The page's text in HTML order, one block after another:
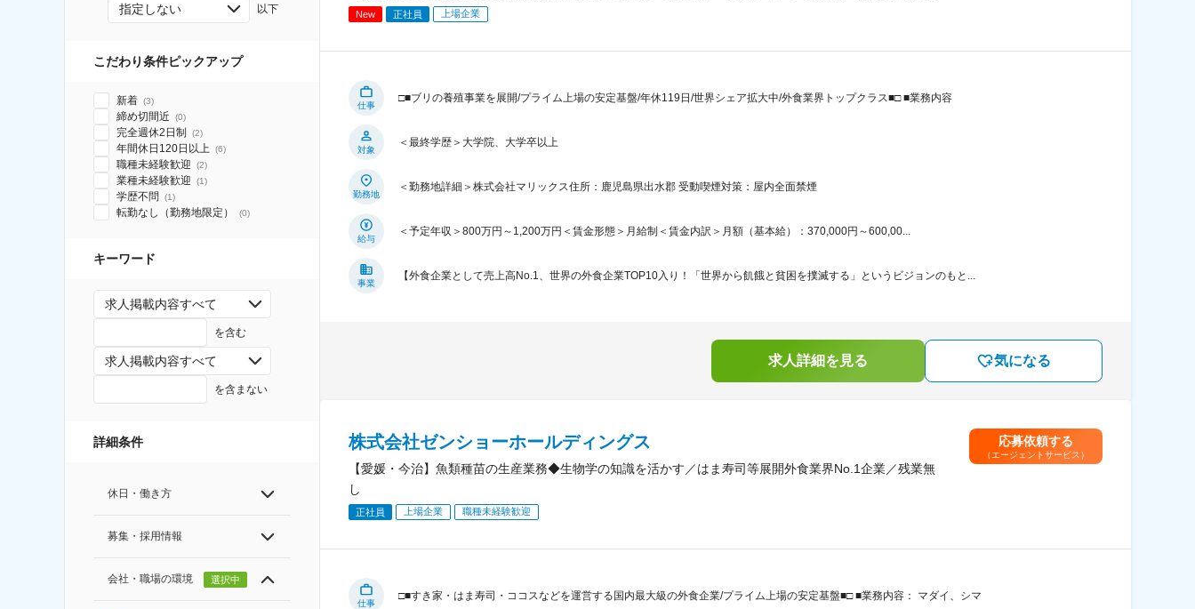
指定しない 以下
こだわり条件ピックアップ
新着 (3)
締め切間近 (0)
完全週休2日制 (2)
年間休日120日以上 (6)
職種未経験歓迎 (2)
業種未経験歓迎 (1)
学歴不問 (1)
転勤なし（勤務地限定） (0)
キーワード
求人掲載内容すべて
を含む
求人掲載内容すべて
を含まない
詳細条件
休日・働き方
募集・採用情報
会社・職場の環境 選択中
New 正社員 上場企業
仕事
□■ブリの養殖事業を展開/プライム上場の安定基盤/年休119日/世界シェア拡大中/外食業界トップクラス■□ ■業務内容
対象
＜最終学歴＞大学院、大学卒以上
勤務地
＜勤務地詳細＞株式会社マリックス住所：鹿児島県出水郡 受動喫煙対策：屋内全面禁煙
給与
＜予定年収＞800万円～1,200万円＜賃金形態＞月給制＜賃金内訳＞月額（基本給）：370,000円～600,00...
事業
【外食企業として売上高No.1、世界の外食企業TOP10入り！「世界から飢餓と貧困を撲滅する」というビジョンのもと...
求人詳細を見る 気になる
株式会社ゼンショーホールディングス
【愛媛・今治】魚類種苗の生産業務◆生物学の知識を活かす／はま寿司等展開外食業界No.1企業／残業無
し
正社員 上場企業 職種未経験歓迎
応募依頼する
（エージェントサービス）
仕事
□■すき家・はま寿司・ココスなどを運営する国内最大級の外食企業/プライム上場の安定基盤■□ ■業務内容： マダイ、シマ